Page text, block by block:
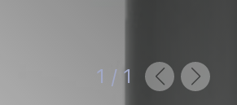
1 / 1